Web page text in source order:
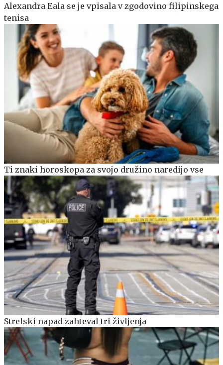
Alexandra Eala se je vpisala v zgodovino filipinskega
tenisa
Ti znaki horoskopa za svojo družino naredijo vse
Strelski napad zahteval tri življenja